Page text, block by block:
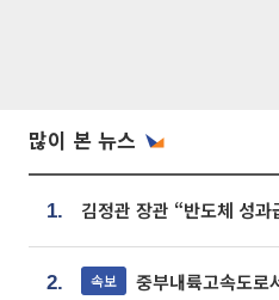
많이 본 뉴스
1.
2. 속보 중부내륙고속도로